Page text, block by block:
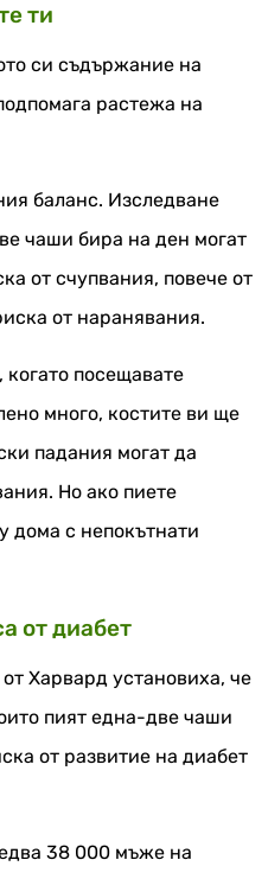
ти
си съдържание на
растежа на
баланс. Изследване
чаши бира на ден могат
от счупвания, повече от
от наранявания.
посещавате
много, костите ви ще
падания могат да
Но ако пиете
дома с непокътнати
от диабет
Харвард установиха, че
пият една-две чаши
от развитие на диабет
38 000 мъже на